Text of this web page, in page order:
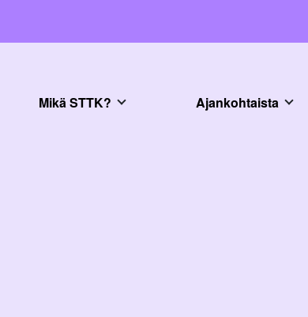
Mikä STTK? Ajankohtaista